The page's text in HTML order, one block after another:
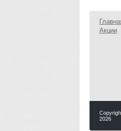
Акции
2026